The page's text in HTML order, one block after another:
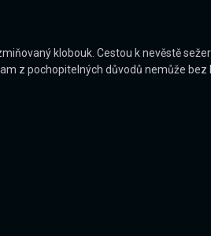
klobouk. Cestou k nevěstě
z pochopitelných důvodů nemůže